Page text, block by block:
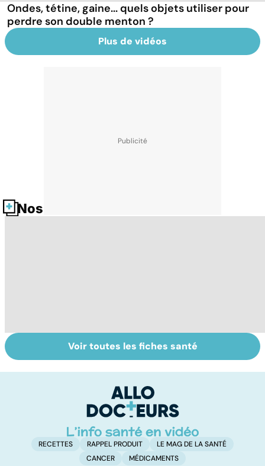
Ondes, tétine, gaine... quels objets utiliser pour
perdre son double menton ?
Plus de vidéos
Nos fiches santé
Surdité brusque :
quand une oreille
Candidose
buccale : quand
infecte la
bouche
Voir toutes les fiches santé
RECETTES RAPPEL PRODUIT
LE MAG DE LA SANTÉ
CANCER
MÉDICAMENTS